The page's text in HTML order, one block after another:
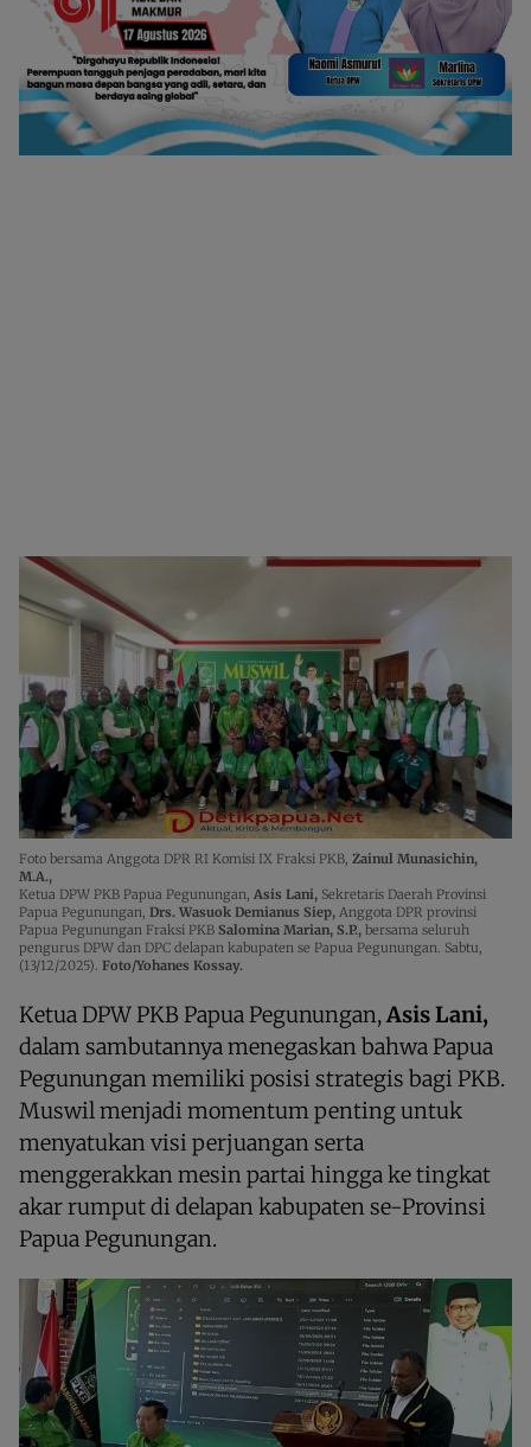
Foto bersama Anggota DPR RI Komisi IX Fraksi PKB, Zainul Munasichin,
M.A.,
Ketua DPW PKB Papua Pegunungan, Asis Lani, Sekretaris Daerah Provinsi
Papua Pegunungan, Drs. Wasuok Demianus Siep, Anggota DPR provinsi
Papua Pegunungan Fraksi PKB Salomina Marian, S.P., bersama seluruh
pengurus DPW dan DPC delapan kabupaten se Papua Pegunungan. Sabtu,
(13/12/2025). Foto/Yohanes Kossay.
Ketua DPW PKB Papua Pegunungan,Asis Lani,
dalam sambutannya menegaskan bahwa Papua
Pegunungan memiliki posisi strategis bagi PKB.
Muswil menjadi momentum penting untuk
menyatukan visi perjuangan serta
menggerakkan mesin partai hingga ke tingkat
akar rumput di delapan kabupaten se-Provinsi
Papua Pegunungan.